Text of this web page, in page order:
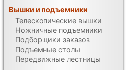
Вышки и подъемники
Телескопические вышки
Ножничные подъемники
Подборщики заказов
Подъемные столы
Передвижные лестницы